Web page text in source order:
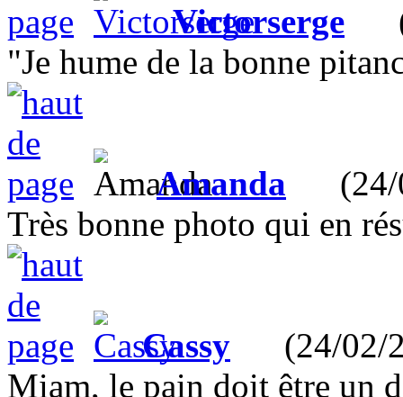
Victorserge
"Je hume de la bonne
Amanda (24/
Très bonne photo qui en
Cassy (24/02/
Miam, le pain doit être un